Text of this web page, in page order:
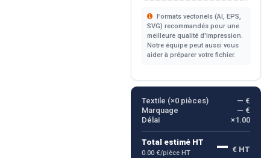
Formats vectoriels (AI, EPS,
SVG) recommandés pour une
meilleure qualité d'impression.
Notre équipe peut aussi vous
aider à préparer votre fichier.
Textile (×0pièces)
— €
Marquage
— €
Délai
×1.00
Total estimé HT
0.00 €/pièce HT — € HT